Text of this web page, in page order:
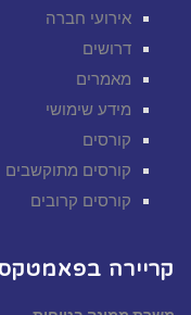
אירועי חברה
דרושים
מאמרים
מידע שימושי
קורסים
קורסים מתוקשבים
קורסים קרובים
קריירה